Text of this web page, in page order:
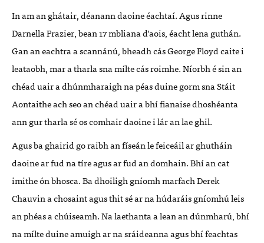
In am an ghátair, déanann daoine éachtaí. Agus rinne
Darnella Frazier, bean 17 mbliana d’aois, éacht lena guthán.
Gan an eachtra a scannánú, bheadh cás George Floyd caite i
leataobh, mar a tharla sna mílte cás roimhe. Níorbh é sin an
chéad uair a dhúnmharaigh na péas duine gorm sna Stáit
Aontaithe ach seo an chéad uair a bhí fianaise dhoshéanta
ann gur tharla sé os comhair daoine i lár an lae ghil.
Agus ba ghairid go raibh an físeán le feiceáil ar ghutháin
daoine ar fud na tíre agus ar fud an domhain. Bhí an cat
imithe ón bhosca. Ba dhoiligh gníomh marfach Derek
Chauvin a chosaint agus thit sé ar na húdaráis gníomhú leis
an phéas a chúiseamh. Na laethanta a lean an dúnmharú, bhí
na mílte duine amuigh ar na sráideanna agus bhí feachtas